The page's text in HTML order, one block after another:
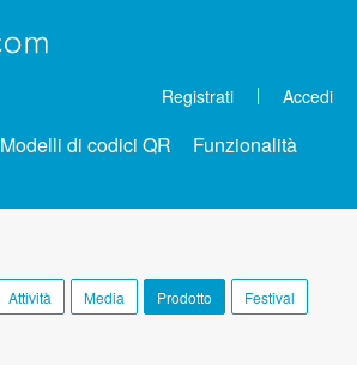
Registrati Accedi
Modelli di codici QR
Funzionalità
Attività Media Prodotto Festival